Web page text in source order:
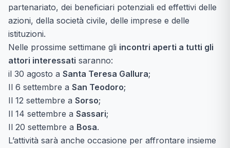
partenariato, dei beneficiari potenziali ed effettivi delle
azioni, della società civile, delle imprese e delle
istituzioni.
Nelle prossime settimane gli incontri aperti a tutti gli
attori interessati saranno:
il 30 agosto a Santa Teresa Gallura;
Il 6 settembre a San Teodoro;
Il 12 settembre a Sorso;
Il 14 settembre a Sassari;
Il 20 settembre a Bosa.
L’attività sarà anche occasione per affrontare insieme